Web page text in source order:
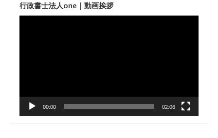
行政書士法人one｜動画挨拶
00:00 02:06